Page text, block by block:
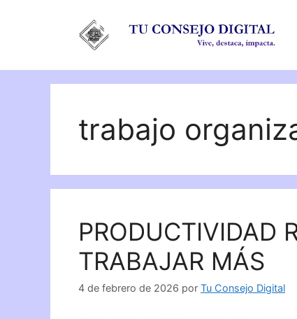
trabajo
PRODUCTIVIDAD
TRABAJAR MÁS
4 de febrero de 2026 por Tu Consejo Digital